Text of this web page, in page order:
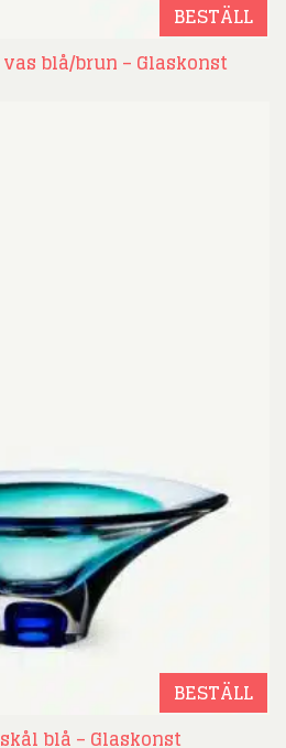
BESTÄLL
blå/brun – Glaskonst
BESTÄLL
blå – Glaskonst